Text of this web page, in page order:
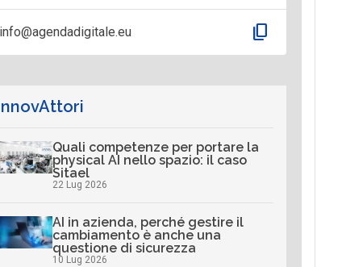
info@agendadigitale.eu content_copy
Quali competenze per portare la
physical AI nello spazio: il caso
Sitael
22 Lug 2026
AI in azienda, perché gestire il
cambiamento è anche una
questione di sicurezza
10 Lug 2026